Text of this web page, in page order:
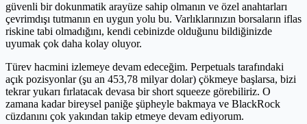
güvenli bir dokunmatik arayüze sahip olmanın ve özel anahtarları
çevrimdışı tutmanın en uygun yolu bu. Varlıklarınızın borsaların iflas
riskine tabi olmadığını, kendi cebinizde olduğunu bildiğinizde
uyumak çok daha kolay oluyor.
Türev hacmini izlemeye devam edeceğim. Perpetuals tarafındaki
açık pozisyonlar (şu an 453,78 milyar dolar) çökmeye başlarsa, bizi
tekrar yukarı fırlatacak devasa bir short squeeze görebiliriz. O
zamana kadar bireysel paniğe şüpheyle bakmaya ve BlackRock
cüzdanını çok yakından takip etmeye devam ediyorum.